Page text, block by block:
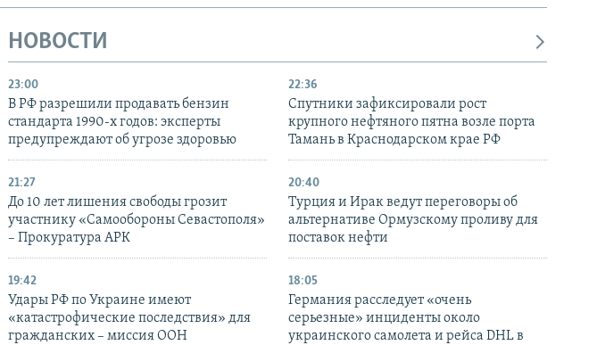
НОВОСТИ
23:00
В РФ разрешили продавать бензин
стандарта 1990-х годов: эксперты
предупреждают об угрозе здоровью
22:36
Спутники зафиксировали рост
крупного нефтяного пятна возле порта
Тамань в Краснодарском крае РФ
21:27
До 10 лет лишения свободы грозит
участнику «Самообороны Севастополя»
– Прокуратура АРК
20:40
Турция и Ирак ведут переговоры об
альтернативе Ормузскому проливу для
поставок нефти
19:42
Удары РФ по Украине имеют
«катастрофические последствия» для
гражданских – миссия ООН
18:05
Германия расследует «очень
серьезные» инциденты около
украинского самолета и рейса DHL в